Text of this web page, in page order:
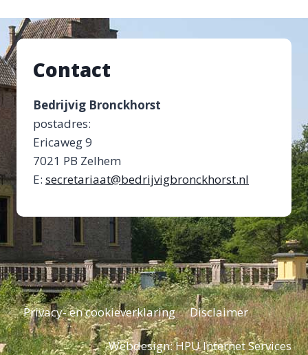
Contact
Bedrijvig Bronckhorst
postadres:
Ericaweg 9
7021 PB Zelhem
E: secretariaat@bedrijvigbronckhorst.nl
Privacy- en cookieverklaring Disclaimer
Webdesign:HPU Internet Services